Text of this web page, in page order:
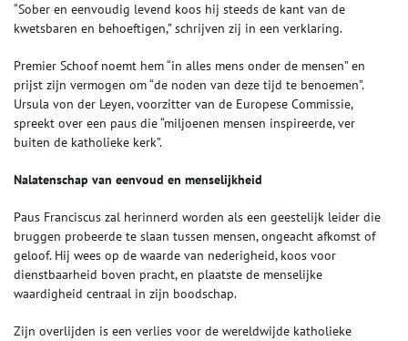
“Sober en eenvoudig levend koos hij steeds de kant van de
kwetsbaren en behoeftigen,” schrijven zij in een verklaring.
Premier Schoof noemt hem “in alles mens onder de mensen” en
prijst zijn vermogen om “de noden van deze tijd te benoemen”.
Ursula von der Leyen, voorzitter van de Europese Commissie,
spreekt over een paus die “miljoenen mensen inspireerde, ver
buiten de katholieke kerk”.
Nalatenschap van eenvoud en menselijkheid
Paus Franciscus zal herinnerd worden als een geestelijk leider die
bruggen probeerde te slaan tussen mensen, ongeacht afkomst of
geloof. Hij wees op de waarde van nederigheid, koos voor
dienstbaarheid boven pracht, en plaatste de menselijke
waardigheid centraal in zijn boodschap.
Zijn overlijden is een verlies voor de wereldwijde katholieke